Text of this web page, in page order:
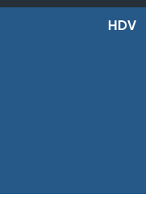
HDV